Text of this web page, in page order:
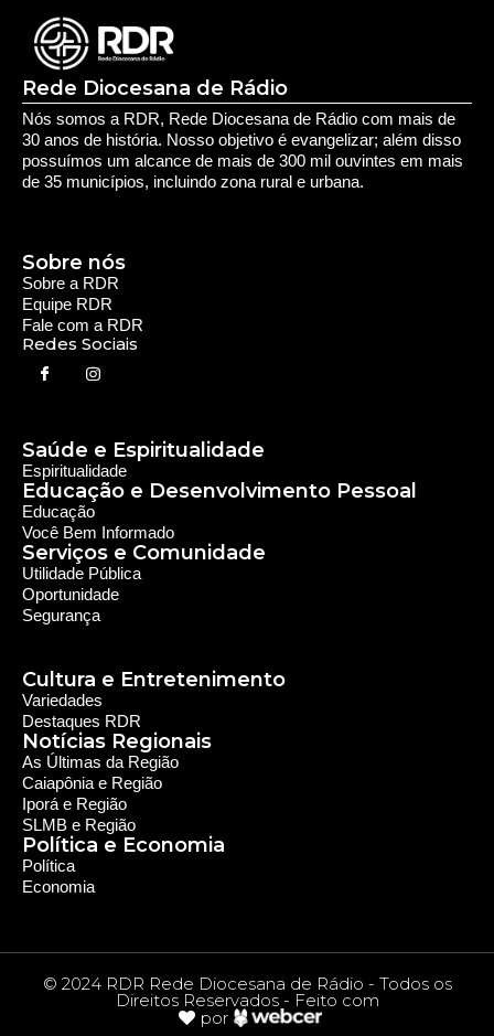
Rede Diocesana de Rádio
Nós somos a RDR, Rede Diocesana de Rádio com mais de
30 anos de história. Nosso objetivo é evangelizar; além disso
possuímos um alcance de mais de 300 mil ouvintes em mais
de 35 municípios, incluindo zona rural e urbana.
Sobre a RDR
Equipe RDR
Fale com a RDR
Redes Sociais
Sobre nós
Saúde e Espiritualidade
Espiritualidade
Educação e Desenvolvimento Pessoal
Educação
Você Bem Informado
Serviços e Comunidade
Utilidade Pública
Oportunidade
Segurança
Cultura e Entretenimento
Política e Economia
Notícias Regionais
Política
Economia
As Últimas da Região
Caiapônia e Região
Iporá e Região
SLMB e Região
Variedades
Destaques RDR
© 2024 RDR Rede Diocesana de Rádio - Todos os
Direitos Reservados - Feito com
por